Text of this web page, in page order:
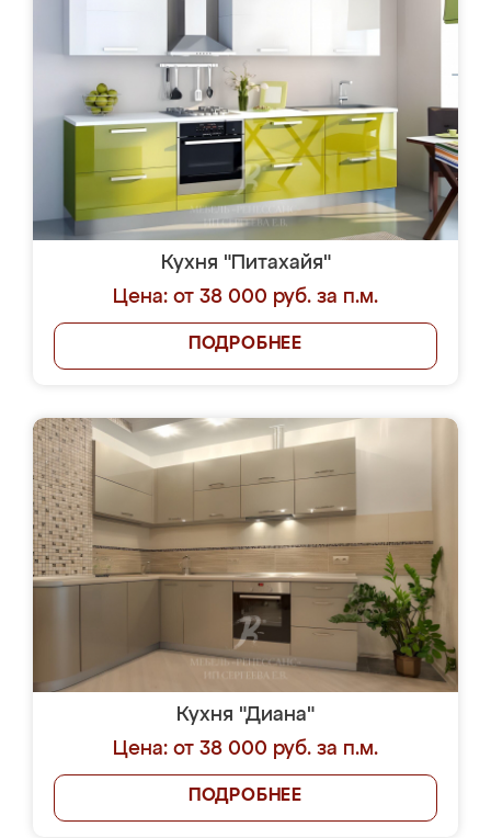
Кухня "Питахайя"
Цена: от 38 000 руб. за п.м.
ПОДРОБНЕЕ
Кухня "Диана"
Цена: от 38 000 руб. за п.м.
ПОДРОБНЕЕ